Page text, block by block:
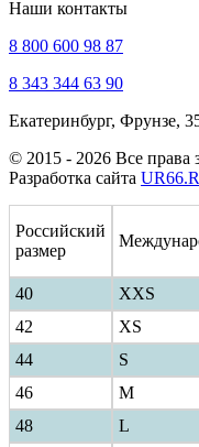
Наши контакты
8 800 600 98 87
8 343 344 63 90
Екатеринбург, Фрунзе,
© 2015 - 2026 Все
Разработка сайта
Российский
размер
40
ХXS
42
XS
44
S
46
M
48
L